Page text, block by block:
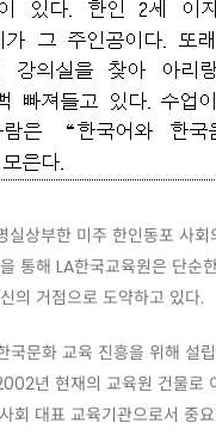
상부한 미주 한인동포 사
통해 LA한국교육원은 단
의 거점으로 도약하고 있다.
문화 교육 진흥을 위해 설
년 현재의 교육원 건물로
회 대표 교육기관으로서 중